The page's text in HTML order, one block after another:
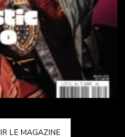
LE MAGAZINE